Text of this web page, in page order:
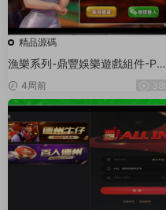
精品源碼
漁樂系列-鼎豐娛樂遊戲組件-PC
+安卓+蘋果3端
4周前 380